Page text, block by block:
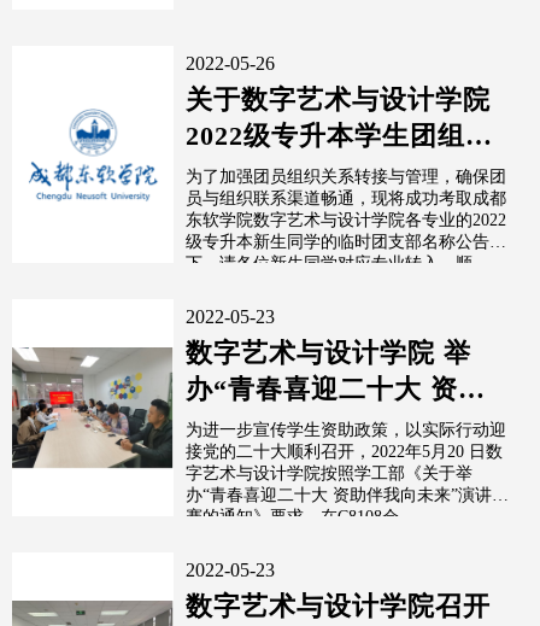
2022-05-26
关于数字艺术与设计学院
2022级专升本学生团组织
关系转接的公告
为了加强团员组织关系转接与管理，确保团
员与组织联系渠道畅通，现将成功考取成都
东软学院数字艺术与设计学院各专业的2022
级专升本新生同学的临时团支部名称公告如
下，请各位新生同学对应专业转入，顺...
2022-05-23
数字艺术与设计学院 举
办“青春喜迎二十大 资助
伴我向未来”演讲比赛预赛
为进一步宣传学生资助政策，以实际行动迎
接党的二十大顺利召开，2022年5月20 日数
字艺术与设计学院按照学工部《关于举
办“青春喜迎二十大 资助伴我向未来”演讲比
赛的通知》要求，在C8108会...
2022-05-23
数字艺术与设计学院召开